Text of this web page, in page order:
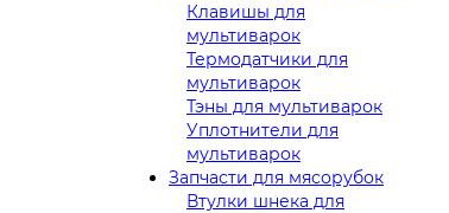
Клавишы для
мультиварок
Термодатчики для
мультиварок
Тэны для мультиварок
Уплотнители для
мультиварок
Запчасти для мясорубок
Втулки шнека для